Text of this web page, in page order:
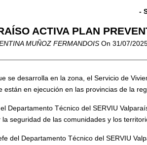
-
ACTIVA PLAN
MUÑOZ FERMANDOISOn 31/07/
se desarrolla en la zona, el Servicio de
están en ejecución en las provincias de la
Departamento Técnico del SERVIU
seguridad de las comunidades y los
del Departamento Técnico del SERVIU